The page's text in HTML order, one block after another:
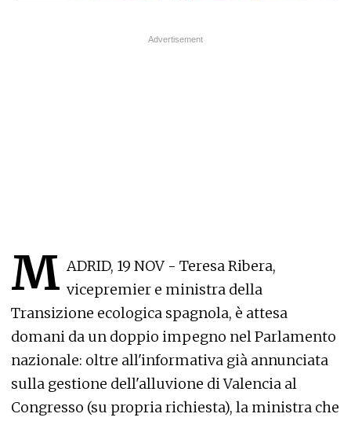
M ADRID, 19 NOV - Teresa Ribera,
vicepremier e ministra della
Transizione ecologica spagnola, è attesa
domani da un doppio impegno nel Parlamento
nazionale: oltre all'informativa già annunciata
sulla gestione dell'alluvione di Valencia al
Congresso (su propria richiesta), la ministra che